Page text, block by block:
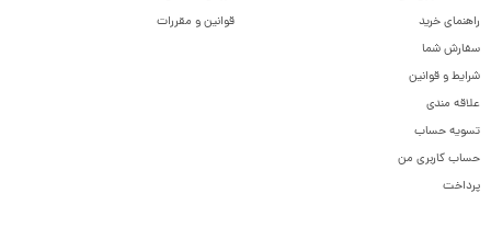
راهنمای خرید
سفارش شما
شرایط و قوانین
علاقه مندی
تسویه حساب
حساب کاربری من
پرداخت
قوانین و مقررات